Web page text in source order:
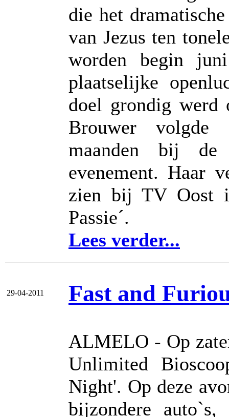
die het
van Jezus ten
worden begin
plaatselijke
doel grondig werd
Brouwer volgde
maanden bij
evenement. Haar
zien bij TV Oost
Passie´.
Lees verder...
29-04-2011 Fast and
ALMELO - Op
Unlimited
Night'. Op deze
bijzondere auto`s,